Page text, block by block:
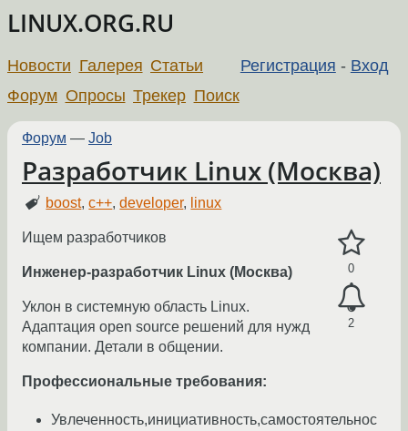
LINUX.ORG.RU
Регистрация - Вход
Новости Галерея Статьи
Форум Опросы Трекер Поиск
Форум — Job
Разработчик Linux (Москва)
boost,c++,developer, linux
0
2
Ищем разработчиков
Инженер-разработчик Linux (Москва)
Уклон в системную область Linux.
Адаптация open source решений для нужд
компании. Детали в общении.
Профессиональные требования:
Увлеченность,инициативность,самостоятельнос